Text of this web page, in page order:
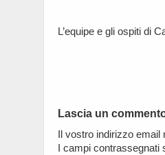
L’equipe e gli ospiti di
Lascia un
Il vostro indirizzo
I campi contrassegnati